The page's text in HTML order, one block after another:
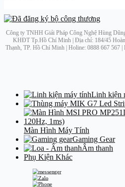
Công ty TNHH Giải Pháp Công Nghệ Hùng
KHĐT Tp.Hồ Chí Minh | Địa chỉ: 184/45
Thạnh, TP. Hồ Chí Minh | Holine: 0888 667 567
Linh kiện
Màn Hình Máy Tính
Gaming Gear
Âm thanh
Phụ Kiện Khác